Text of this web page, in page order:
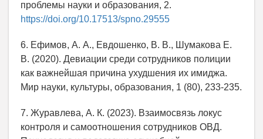
проблемы науки и образования, 2.
https://doi.org/10.17513/spno.29555
6. Ефимов, А. А., Евдошенко, В. В., Шумакова Е.
В. (2020). Девиации среди сотрудников полиции
как важнейшая причина ухудшения их имиджа.
Мир науки, культуры, образования, 1 (80), 233-235.
7. Журавлева, А. К. (2023). Взаимосвязь локус
контроля и самоотношения сотрудников ОВД.